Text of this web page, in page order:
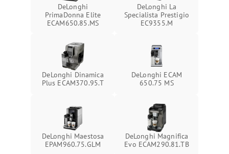
DeLonghi
PrimaDonna Elite
ECAM650.85.MS
DeLonghi La
Specialista Prestigio
EC9355.M
DeLonghi Dinamica
Plus ECAM370.95.T
DeLonghi ECAM
650.75 MS
DeLonghi Maestosa
EPAM960.75.GLM
DeLonghi Magnifica
Evo ECAM290.81.TB